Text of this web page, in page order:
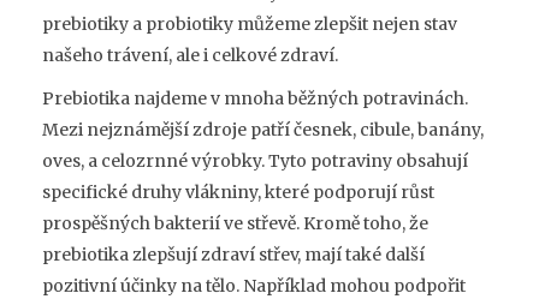
prebiotiky a probiotiky můžeme zlepšit nejen stav
našeho trávení, ale i celkové zdraví.
Prebiotika najdeme v mnoha běžných potravinách.
Mezi nejznámější zdroje patří česnek, cibule, banány,
oves, a celozrnné výrobky. Tyto potraviny obsahují
specifické druhy vlákniny, které podporují růst
prospěšných bakterií ve střevě. Kromě toho, že
prebiotika zlepšují zdraví střev, mají také další
pozitivní účinky na tělo. Například mohou podpořit